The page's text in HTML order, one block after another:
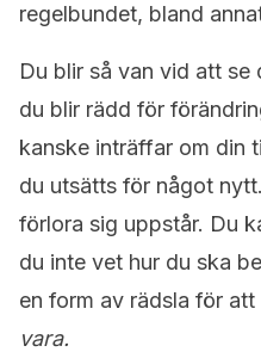
regelbundet, bland
Du blir så van vid att
du blir rädd för
kanske inträffar om din
du utsätts för något
förlora sig uppstår. Du
du inte vet hur du ska
en form av rädsla för
vara.